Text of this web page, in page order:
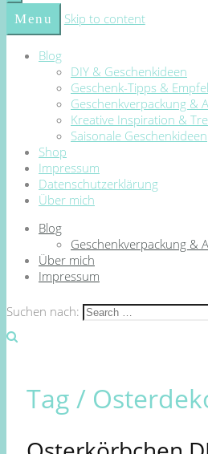
Menu Skip to content
Blog
DIY & Geschenkideen
Geschenk-Tipps &
Geschenkverpackung &
Kreative Inspiration &
Saisonale Geschenkideen
Shop
Impressum
Datenschutzerklärung
Über mich
Blog
Geschenkverpackung &
Über mich
Impressum
Suchen nach:
Tag /